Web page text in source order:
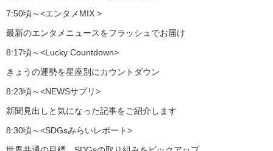
7:50頃～<エンタメMIX >
最新のエンタメニュースをフラッシュでお届け
8:17頃～<Lucky Countdown>
きょうの運勢を星座別にカウントダウン
8:23頃～<NEWSサプリ>
新聞見出しと気になった記事をご紹介します
8:30頃～<SDGsみらいレポート>